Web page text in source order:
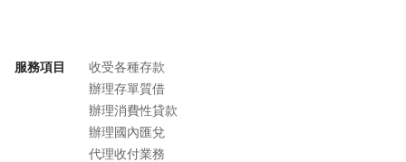
服務項目
收受各種存款
辦理存單質借
辦理消費性貸款
辦理國內匯兌
代理收付業務